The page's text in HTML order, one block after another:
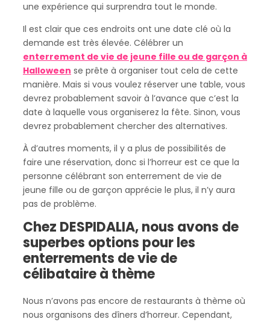
une expérience qui surprendra tout le monde.
Il est clair que ces endroits ont une date clé où la
demande est très élevée. Célébrer un
enterrement de vie de jeune fille ou de garçon à
Halloween se prête à organiser tout cela de cette
manière. Mais si vous voulez réserver une table, vous
devrez probablement savoir à l’avance que c’est la
date à laquelle vous organiserez la fête. Sinon, vous
devrez probablement chercher des alternatives.
À d’autres moments, il y a plus de possibilités de
faire une réservation, donc si l’horreur est ce que la
personne célébrant son enterrement de vie de
jeune fille ou de garçon apprécie le plus, il n’y aura
pas de problème.
Chez DESPIDALIA, nous avons de
superbes options pour les
enterrements de vie de
célibataire à thème
Nous n’avons pas encore de restaurants à thème où
nous organisons des dîners d’horreur. Cependant,